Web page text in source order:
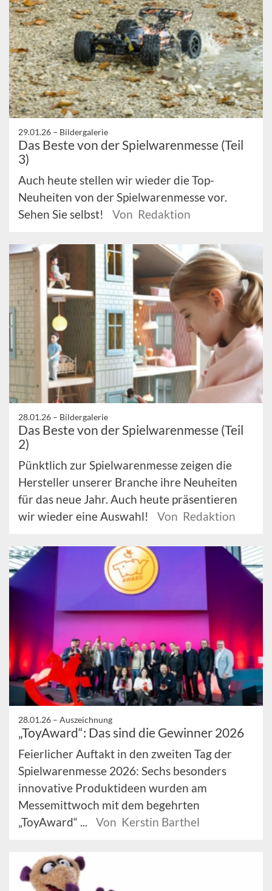
29.01.26 – Bildergalerie
Das Beste von der Spielwarenmesse (Teil
3)
Auch heute stellen wir wieder die Top-
Neuheiten von der Spielwarenmesse vor.
Sehen Sie selbst!
Von Redaktion
28.01.26 – Bildergalerie
Das Beste von der Spielwarenmesse (Teil
2)
Pünktlich zur Spielwarenmesse zeigen die
Hersteller unserer Branche ihre Neuheiten
für das neue Jahr. Auch heute präsentieren
wir wieder eine Auswahl!
Von Redaktion
28.01.26 – Auszeichnung
„ToyAward“: Das sind die Gewinner 2026
Feierlicher Auftakt in den zweiten Tag der
Spielwarenmesse 2026: Sechs besonders
innovative Produktideen wurden am
Messemittwoch mit dem begehrten
„ToyAward“ ...
Von Kerstin Barthel